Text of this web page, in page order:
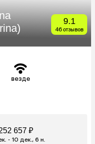
9.1
46 отзывов
везде
657 ₽
- 10 дек., 6 н.